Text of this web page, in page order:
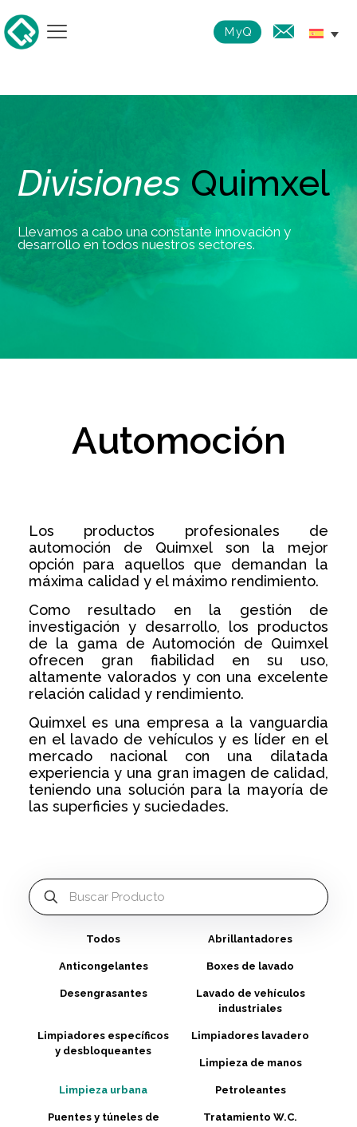
MyQ
Divisiones Quimxel
Llevamos a cabo una constante innovación y
desarrollo en todos nuestros sectores.
Automoción
Los productos profesionales de
automoción de Quimxel son la mejor
opción para aquellos que demandan la
máxima calidad y el máximo rendimiento.
Como resultado en la gestión de
investigación y desarrollo, los productos
de la gama de Automoción de Quimxel
ofrecen gran fiabilidad en su uso,
altamente valorados y con una excelente
relación calidad y rendimiento.
Quimxel es una empresa a la vanguardia
en el lavado de vehículos y es líder en el
mercado nacional con una dilatada
experiencia y una gran imagen de calidad,
teniendo una solución para la mayoría de
las superficies y suciedades.
Todos Abrillantadores
Anticongelantes Boxes de lavado
Desengrasantes
Lavado de vehículos
industriales
Limpiadores específicos
y desbloqueantes
Limpiadores lavadero
Limpieza de manos
Limpieza urbana Petroleantes
Puentes y túneles de
Tratamiento W.C.